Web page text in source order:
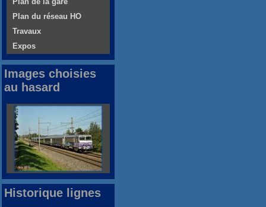
Plan du réseau HO
Travaux
Expos
Images choisies
au hasard
Historique lignes